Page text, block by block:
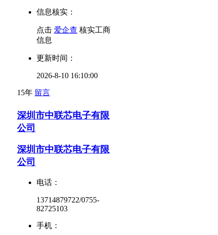
信息核实：
点击 爱企查 核实工商
信息
更新时间：
2026-8-10 16:10:00
15年 留言
深圳市中联芯电子有限
公司
深圳市中联芯电子有限
公司
电话：
13714879722/0755-
82725103
手机：